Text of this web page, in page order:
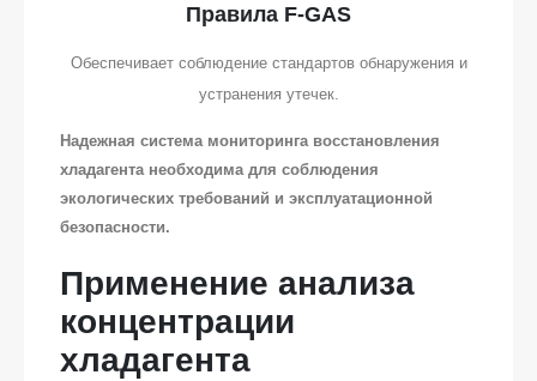
Правила F-GAS
Обеспечивает соблюдение стандартов обнаружения и
устранения утечек.
Надежная система мониторинга восстановления
хладагента необходима для соблюдения
экологических требований и эксплуатационной
безопасности.
Применение анализа
концентрации
хладагента